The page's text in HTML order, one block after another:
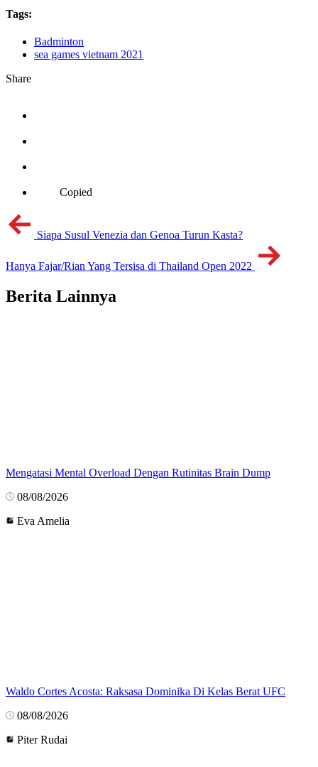
Tags:
Badminton
sea games vietnam 2021
Share
Copied
Siapa Susul Venezia dan Genoa Turun Kasta?
Hanya Fajar/Rian Yang Tersisa di Thailand Open 2022
Berita Lainnya
Mengatasi Mental Overload Dengan Rutinitas Brain Dump
08/08/2026
Eva Amelia
Waldo Cortes Acosta: Raksasa Dominika Di Kelas Berat UFC
08/08/2026
Piter Rudai